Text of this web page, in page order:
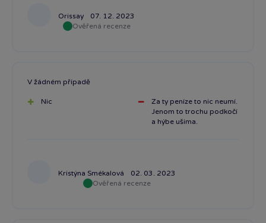
Orissay
07. 12. 2023
Ověřená recenze
Kristýna Smékalová
02. 03. 2023
Ověřená recenze
V žádném případě
Nic
Za ty peníze to nic neumí.
Jenom to trochu podkočí
a hýbe ušima.